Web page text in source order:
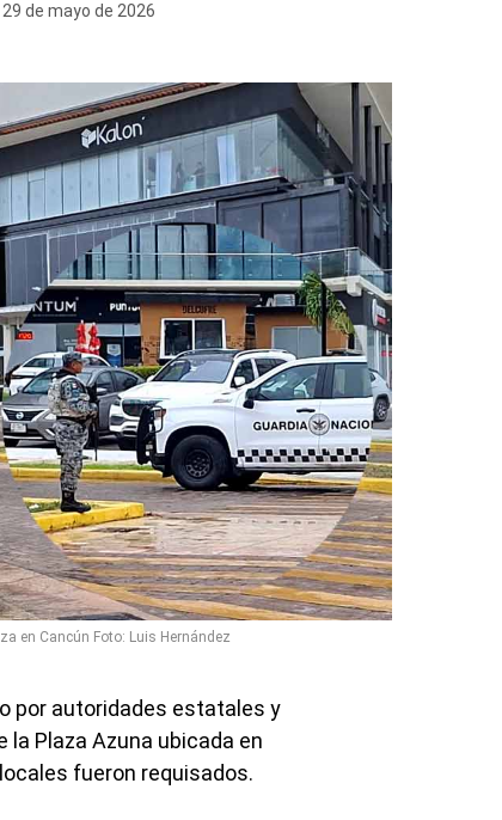
de mayo de 2026
en Cancún Foto: Luis Hernández
por autoridades estatales y
Plaza Azuna ubicada en
fueron requisados.